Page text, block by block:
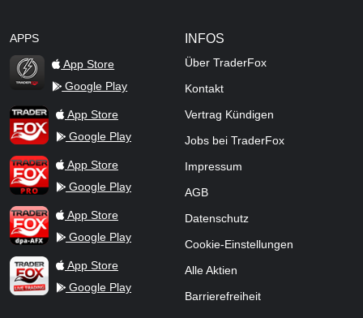
APPS
TraderFox Flash
App Store
Google Play
TraderFox AppApp Store
Google Play
TraderFox ProApp Store
Google Play
TraderFox dpa-AFX ProFeed
App Store
Google Play
TraderFox Live Trading
App Store
Google Play
INFOS
Über TraderFox
Kontakt
Vertrag Kündigen
Jobs bei TraderFox
Impressum
AGB
Datenschutz
Cookie-Einstellungen
Alle Aktien
Barrierefreiheit